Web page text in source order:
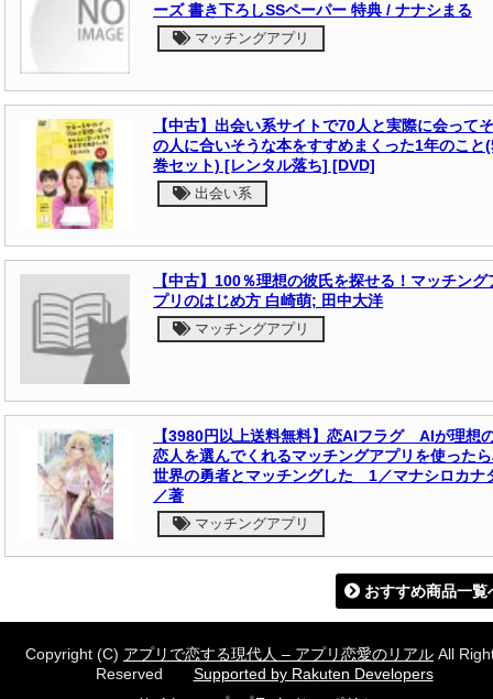
ーズ 書き下ろしSSペーパー 特典 / ナナシまる
マッチングアプリ
【中古】出会い系サイトで70人と実際に会ってそ
の人に合いそうな本をすすめまくった1年のこと
巻セット) [レンタル落ち] [DVD]
出会い系
【中古】100％理想の彼氏を探せる！マッチング
プリのはじめ方 白崎萌; 田中大洋
マッチングアプリ
【3980円以上送料無料】恋AIフラグ AIが理想
恋人を選んでくれるマッチングアプリを使った
世界の勇者とマッチングした 1／マナシロカナ
／著
マッチングアプリ
おすすめ商品一覧
Copyright (C) アプリで恋する現代人 – アプリ恋愛のリアル All
Reserved Supported by Rakuten Developers